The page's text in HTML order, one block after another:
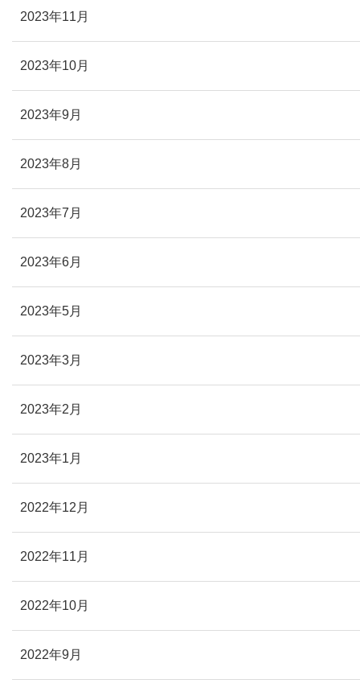
2023年11月
2023年10月
2023年9月
2023年8月
2023年7月
2023年6月
2023年5月
2023年3月
2023年2月
2023年1月
2022年12月
2022年11月
2022年10月
2022年9月